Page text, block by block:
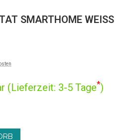
SMARTHOME WEISS L
(Lieferzeit: 3-5 Tage*)